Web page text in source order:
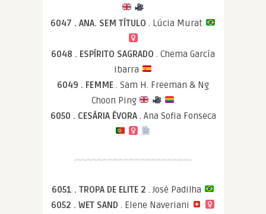
6047 . ANA. SEM TÍTULO. Lúcia Murat
6048 . ESPÍRITO SAGRADO . Chema García
ibarra
6049 . FEMME . Sam H. Freeman & Ng
Choon Ping
6050 . CESÁRIA ÉVORA . Ana Sofia Fonseca
6051 . TROPA DE ELITE 2. José Padilha
6052 . WET SAND. Elene Naveriani